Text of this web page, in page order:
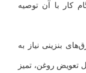
کار با آن توصیه
بنزینی نیاز به
تعویض روغن، تمیز